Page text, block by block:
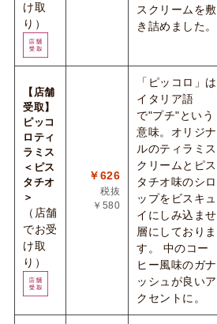
け取
り）
スクリームを敷
き詰めました。
【店舗
受取】
ピッコ
ロティ
ラミス
＜ピス
タチオ
＞
（店舗
でお受
け取
り）
￥626
税抜
￥580
「ピッコロ」は
イタリア語
で"プチ"という
意味。オリジナ
ルのティラミス
クリームとピス
タチオ味のシロ
ップをビスキュ
イにしみ込ませ
層にしておりま
す。 中のコー
ヒー風味のガナ
ッシュが良いア
クセントに。